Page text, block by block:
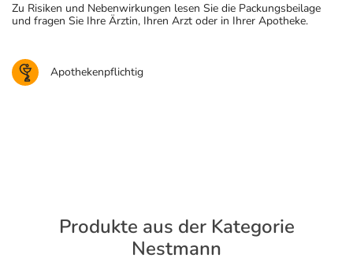
Zu Risiken und Nebenwirkungen lesen Sie die Packungsbeilage
und fragen Sie Ihre Ärztin, Ihren Arzt oder in Ihrer Apotheke.
Apothekenpflichtig
Produkte aus der Kategorie
Nestmann